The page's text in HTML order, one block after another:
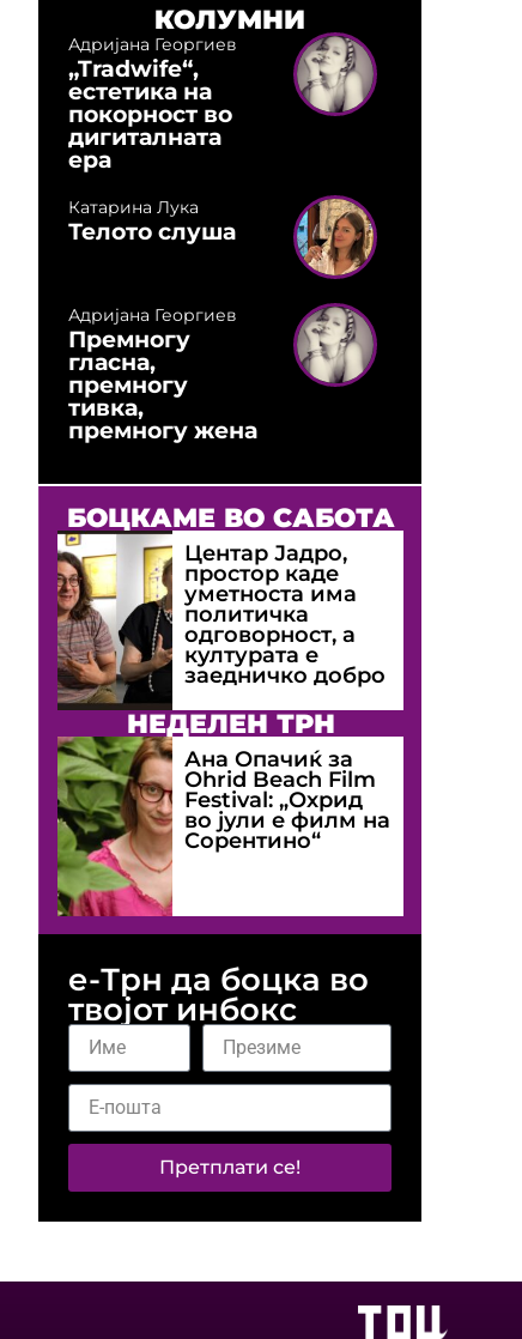
КОЛУМНИ
Адријана Георгиев
„Tradwife“,
естетика на
покорност во
дигиталната
ера
Катарина Лука
Телото слуша
Адријана Георгиев
Премногу
гласна,
премногу
тивка,
премногу жена
БОЦКАМЕ ВО САБОТА
Центар Јадро,
простор каде
уметноста има
политичка
одговорност, а
културата е
заедничко добро
НЕДЕЛЕН ТРН
Ана Опачиќ за
Оhrid Beach Film
Festival: „Охрид
во јули е филм на
Сорентино“
е-Трн да боцка во
твојот инбокс
Претплати се!